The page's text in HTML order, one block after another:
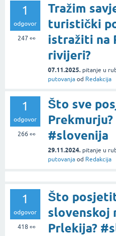
1
odgovor
247 👀
Tražim
turistički
istražiti na
rivijeri?
07.11.2025. pitanje u
putovanja od Redakcija
1
odgovor
266 👀
Što sve
Prekmurju?
#slovenija
29.11.2024. pitanje u
putovanja od Redakcija
1
odgovor
418 👀
Što
slovenskoj
Prlekija?